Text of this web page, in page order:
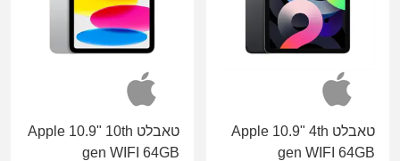
טאבלט Apple 10.9" 4th
gen WIFI 64GB
טאבלט Apple 10.9" 10th
gen WIFI 64GB